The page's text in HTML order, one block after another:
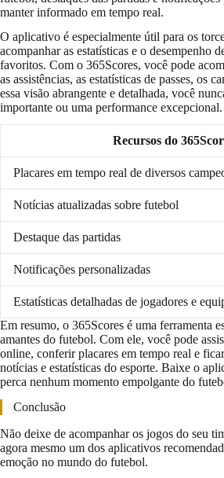
manter informado em tempo real.
O aplicativo é especialmente útil para os
acompanhar as estatísticas e o desempenho
favoritos. Com o 365Scores, você pode
as assistências, as estatísticas de passes, os
essa visão abrangente e detalhada, você
importante ou uma performance excepcional.
Recursos do
Placares em tempo real de diversos
Notícias atualizadas sobre futebol
Destaque das partidas
Notificações personalizadas
Estatísticas detalhadas de jogadores e
Em resumo, o 365Scores é uma ferramenta
amantes do futebol. Com ele, você pode
online, conferir placares em tempo real e
notícias e estatísticas do esporte. Baixe o
perca nenhum momento empolgante do
Conclusão
Não deixe de acompanhar os jogos do seu
agora mesmo um dos aplicativos
emoção no mundo do futebol.